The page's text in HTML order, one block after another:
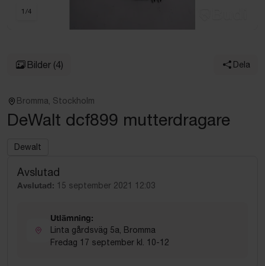
1 /4
Bilder (4) Dela
Bromma, Stockholm
DeWalt dcf899 mutterdragare
Dewalt
Avslutad
Avslutad: 15 september 2021 12:03
Utlämning:
Linta gårdsväg 5a, Bromma
Fredag 17 september kl. 10-12